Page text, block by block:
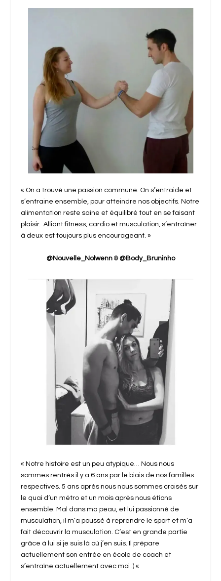
« On a trouvé une passion commune. On s’entraide et
s’entraine ensemble, pour atteindre nos objectifs. Notre
alimentation reste saine et équilibré tout en se faisant
plaisir. Alliant fitness, cardio et musculation, s’entraîner
à deux est toujours plus encourageant. »
@Nouvelle_Nolwenn & @Body_Bruninho
« Notre histoire est un peu atypique… Nous nous
sommes rentrés il y a 6 ans par le biais de nos familles
respectives. 5 ans après nous nous sommes croisés sur
le quai d’un métro et un mois après nous étions
ensemble. Mal dans ma peau, et lui passionné de
musculation, il m’a poussé à reprendre le sport et m’a
fait découvrir la musculation. C’est en grande partie
grâce à lui si je suis là où j’en suis. Il prépare
actuellement son entrée en école de coach et
s’entraîne actuellement avec moi :) «